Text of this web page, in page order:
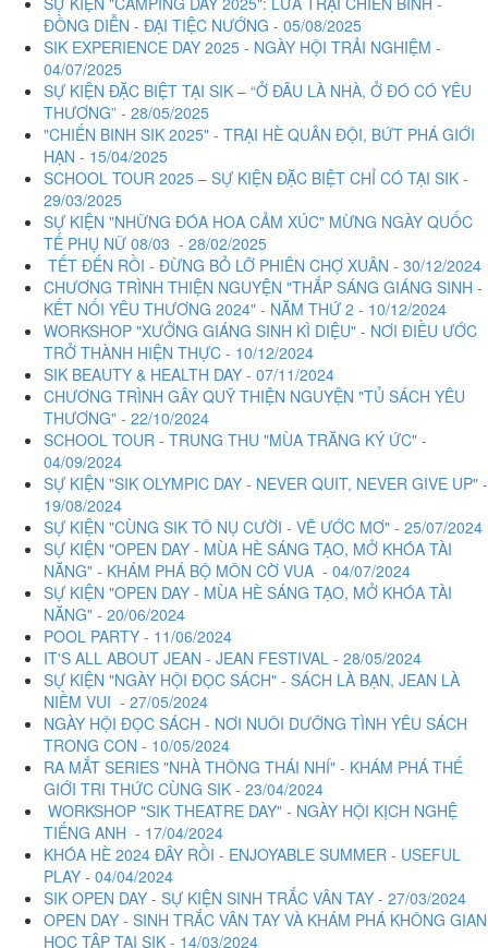
ĐỒNG DIỄN - ĐẠI TIỆC NƯỚNG - 05/08/2025
SIK EXPERIENCE DAY 2025 - NGÀY HỘI TRẢI NGHIỆM -
04/07/2025
SỰ KIỆN ĐẶC BIỆT TẠI SIK – “Ở ĐÂU LÀ NHÀ, Ở ĐÓ CÓ YÊU
THƯƠNG” - 28/05/2025
"CHIẾN BINH SIK 2025" - TRẠI HÈ QUÂN ĐỘI, BỨT PHÁ GIỚI
HẠN - 15/04/2025
SCHOOL TOUR 2025 – SỰ KIỆN ĐẶC BIỆT CHỈ CÓ TẠI SIK -
29/03/2025
SỰ KIỆN "NHỮNG ĐÓA HOA CẢM XÚC" MỪNG NGÀY QUỐC
TẾ PHỤ NỮ 08/03 - 28/02/2025
TẾT ĐẾN RỒI - ĐỪNG BỎ LỠ PHIÊN CHỢ XUÂN - 30/12/2024
CHƯƠNG TRÌNH THIỆN NGUYỆN "THẮP SÁNG GIÁNG SINH -
KẾT NỐI YÊU THƯƠNG 2024" - NĂM THỨ 2 - 10/12/2024
WORKSHOP "XƯỞNG GIÁNG SINH KÌ DIỆU" - NƠI ĐIỀU ƯỚC
TRỞ THÀNH HIỆN THỰC - 10/12/2024
SIK BEAUTY & HEALTH DAY - 07/11/2024
CHƯƠNG TRÌNH GÂY QUỸ THIỆN NGUYỆN "TỦ SÁCH YÊU
THƯƠNG" - 22/10/2024
SCHOOL TOUR - TRUNG THU "MÙA TRĂNG KÝ ỨC" -
04/09/2024
SỰ KIỆN "SIK OLYMPIC DAY - NEVER QUIT, NEVER GIVE UP" -
19/08/2024
SỰ KIỆN "CÙNG SIK TÔ NỤ CƯỜI - VẼ ƯỚC MƠ" - 25/07/2024
SỰ KIỆN "OPEN DAY - MÙA HÈ SÁNG TẠO, MỞ KHÓA TÀI
NĂNG" - KHÁM PHÁ BỘ MÔN CỜ VUA - 04/07/2024
SỰ KIỆN "OPEN DAY - MÙA HÈ SÁNG TẠO, MỞ KHÓA TÀI
NĂNG" - 20/06/2024
POOL PARTY - 11/06/2024
IT'S ALL ABOUT JEAN - JEAN FESTIVAL - 28/05/2024
SỰ KIỆN "NGÀY HỘI ĐỌC SÁCH" - SÁCH LÀ BẠN, JEAN LÀ
NIỀM VUI - 27/05/2024
NGÀY HỘI ĐỌC SÁCH - NƠI NUÔI DƯỠNG TÌNH YÊU SÁCH
TRONG CON - 10/05/2024
RA MẮT SERIES "NHÀ THÔNG THÁI NHÍ" - KHÁM PHÁ THẾ
GIỚI TRI THỨC CÙNG SIK - 23/04/2024
WORKSHOP "SIK THEATRE DAY" - NGÀY HỘI KỊCH NGHỆ
TIẾNG ANH - 17/04/2024
KHÓA HÈ 2024 ĐÂY RỒI - ENJOYABLE SUMMER - USEFUL
PLAY - 04/04/2024
SIK OPEN DAY - SỰ KIỆN SINH TRẮC VÂN TAY - 27/03/2024
OPEN DAY - SINH TRẮC VÂN TAY VÀ KHÁM PHÁ KHÔNG GIAN
HỌC TẬP TẠI SIK - 14/03/2024